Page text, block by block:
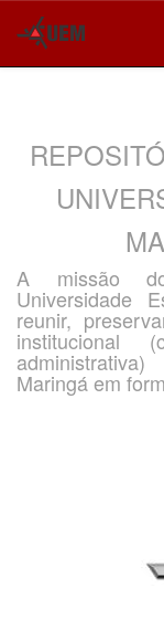
A missão
Universidade
reunir,
institucional
Maringá em